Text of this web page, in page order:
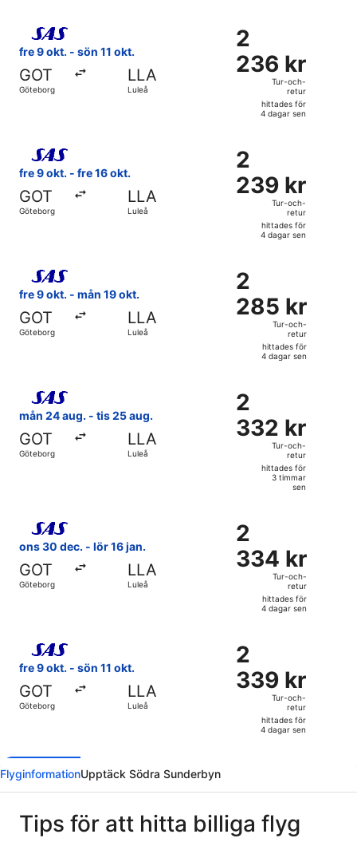
dagar
sen
fre 9 okt. - sön 11 okt.
GOT
Göteborg
LLA
Luleå
2
236 kr
Tur-
retur,
hittades
dagar
sen
2
236 kr
Tur-och-
retur
hittades för
4 dagar sen
Välj flyg med Scandinavian Airlines, med avresa fre 9
fre 9 okt. - fre 16 okt.
GOT
Göteborg
LLA
Luleå
2
239 kr
Tur-
retur,
hittades
dagar
sen
2
239 kr
Tur-och-
retur
hittades för
4 dagar sen
Välj flyg med Scandinavian Airlines, med avresa fre 9
fre 9 okt. - mån 19 okt.
GOT
Göteborg
LLA
Luleå
2
285 kr
Tur-
retur,
hittades
dagar
sen
2
285 kr
Tur-och-
retur
hittades för
4 dagar sen
Välj flyg med Scandinavian Airlines, med avresa fre 9
mån 24 aug. - tis 25 aug.
GOT
Göteborg
LLA
Luleå
2
332 kr
Tur-
retur,
hittades
timmar
sen
2
332 kr
Tur-och-
retur
hittades för
3 timmar
sen
Välj flyg med Scandinavian Airlines, med avresa mån
ons 30 dec. - lör 16 jan.
GOT
Göteborg
LLA
Luleå
2
334 kr
Tur-
retur,
hittades
dagar
sen
2
334 kr
Tur-och-
retur
hittades för
4 dagar sen
Välj flyg med Scandinavian Airlines, med avresa ons
fre 9 okt. - sön 11 okt.
GOT
Göteborg
LLA
Luleå
2
339 kr
Tur-
retur,
hittades
sen
2
339 kr
Tur-och-
retur
hittades för
4 dagar sen
Välj flyg med Scandinavian Airlines, med avresa fre 9
FlyginformationUpptäck Södra Sunderbyn
Tips för att hitta billiga flyg